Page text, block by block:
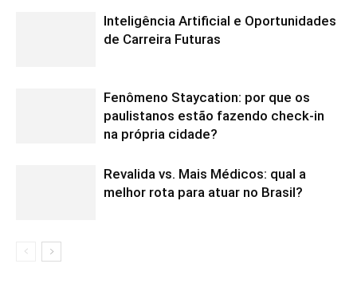
Inteligência Artificial e Oportunidades
de Carreira Futuras
Fenômeno Staycation: por que os
paulistanos estão fazendo check-in
na própria cidade?
Revalida vs. Mais Médicos: qual a
melhor rota para atuar no Brasil?